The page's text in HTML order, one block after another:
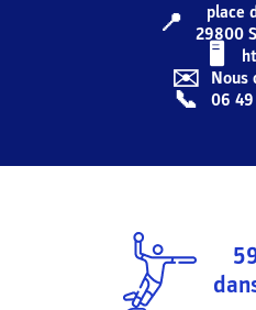
📍
place
29800
🖥️️️
✉️ Nous
📞 06 49